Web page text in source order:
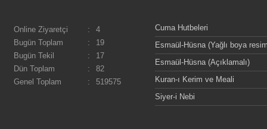
Online Ziyaretçi :
4
Bugün Toplam
:
19
Bugün Tekil
:
17
Dün Toplam
:
82
Genel Toplam
: 519575
Cuma Hutbeleri
Esmaül-Hüsna (Yağlı boya
Esmaül-Hüsna (Açıklamalı)
Kuran-ı Kerim ve Meali
Siyer-i Nebi